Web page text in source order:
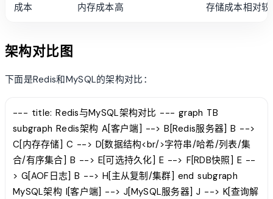
成本 内存成本高 存储成本相对
架构对比图
下面是Redis和MySQL的架构对比：
--- title: Redis与MySQL架构对比 --- graph TB
subgraph Redis架构 A[客户端] --> B[Redis服务器] B -->
C[内存存储] C --> D[数据结构<br/>字符串/哈希/列表/集
合/有序集合] B --> E[可选持久化] E --> F[RDB快照] E --
> G[AOF日志] B --> H[主从复制/集群] end subgraph
MySQL架构 I[客户端] --> J[MySQL服务器] J --> K[查询解